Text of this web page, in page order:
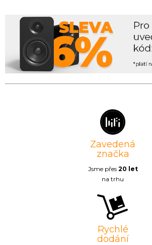
Zavedená
značka
Jsme přes 20 let
na trhu
Rychlé
dodání